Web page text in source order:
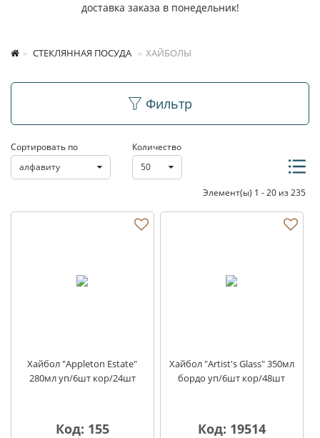
доставка заказа в понедельник!
СТЕКЛЯННАЯ ПОСУДА ХАЙБОЛЫ
Фильтр
Сортировать по
алфавиту
Количество
50
Элемент(ы) 1 - 20 из 235
Хайбол "Appleton Estate"
280мл уп/6шт кор/24шт
Код: 155
Хайбол "Artist's Glass" 350мл
бордо уп/6шт кор/48шт
Код: 19514